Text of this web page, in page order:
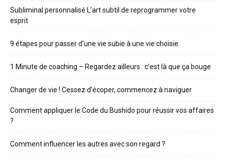
Subliminal personnalisé L’art subtil de reprogrammer votre
esprit
9 étapes pour passer d’une vie subie à une vie choisie
1 Minute de coaching – Regardez ailleurs : c’est là que ça bouge
Changer de vie ! Cessez d’écoper, commencez à naviguer
Comment appliquer le Code du Bushido pour réussir vos affaires
?
Comment influencer les autres avec son regard ?